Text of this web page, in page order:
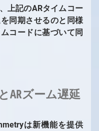
上記のARタイムコー
同期させるのと同様
コードに基づいて同
ARズーム遅延
は新機能を提供